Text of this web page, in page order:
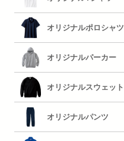
オリジナルポロシャツ
オリジナルパーカー
オリジナルスウェット
オリジナルパンツ